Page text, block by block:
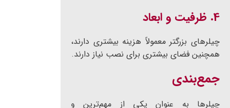
4. ظرفیت و ابعاد
چیلرهای بزرگتر معمولاً هزینه بیشتری دارند،
همچنین فضای بیشتری برای نصب نیاز دارند.
جمع‌بندی
چیلرها به عنوان یکی از مهم‌ترین و